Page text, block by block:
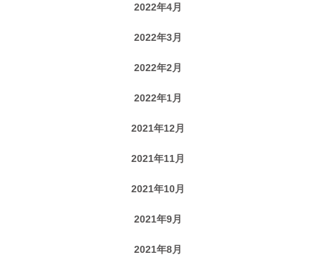
2022年4月
2022年3月
2022年2月
2022年1月
2021年12月
2021年11月
2021年10月
2021年9月
2021年8月